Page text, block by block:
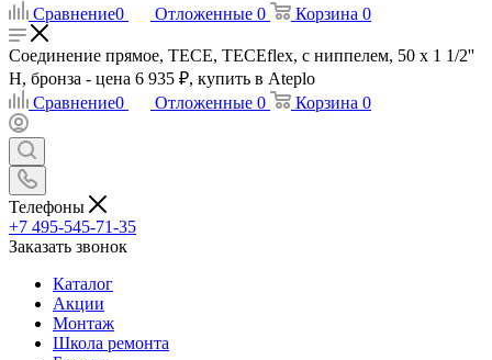
Сравнение0 Отложенные 0 Корзина 0
Соединение прямое, TECE, TECEflex, с ниппелем, 50 х 1 1/2''
Н, бронза - цена 6 935 ₽, купить в Ateplo
Сравнение0 Отложенные 0 Корзина 0
Телефоны
+7 495-545-71-35
Заказать звонок
Каталог
Акции
Монтаж
Школа ремонта